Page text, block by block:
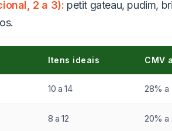
2 a 3): petit gateau, pudim,
Itens ideais CMV
10 a 14 28% a
8 a 12 20% a